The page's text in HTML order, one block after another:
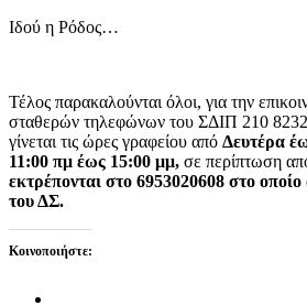
Ιδού η Ρόδος…
Τέλος παρακαλούνται όλοι, για την
σταθερών τηλεφώνων του ΣΔΙΠ 210
γίνεται τις ώρες γραφείου από Δευτέρα
11:00 πμ έως 15:00 μμ, σε περίπτωση
εκτρέπονται στο 6953020608 στο
του ΔΣ.
Κοινοποιήστε: